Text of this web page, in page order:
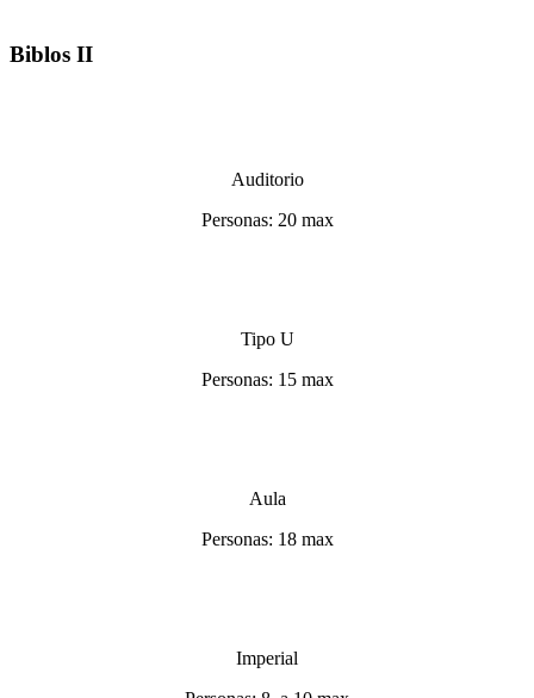
Biblos II
Auditorio
Personas: 20 max
Tipo U
Personas: 15 max
Aula
Personas: 18 max
Imperial